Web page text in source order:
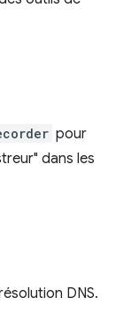
pour
dans les
DNS.